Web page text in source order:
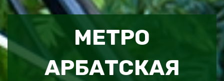
МЕТРО
АРБАТСКАЯ